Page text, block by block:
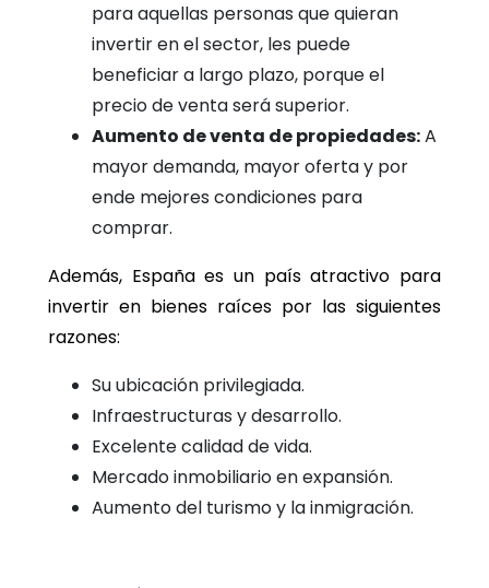
para aquellas personas que quieran
invertir en el sector, les puede
beneficiar a largo plazo, porque el
precio de venta será superior.
Aumento de venta de propiedades:A
mayor demanda, mayor oferta y por
ende mejores condiciones para
comprar.
Además, España es un país atractivo para
invertir en bienes raíces por las siguientes
razones:
Su ubicación privilegiada.
Infraestructuras y desarrollo.
Excelente calidad de vida.
Mercado inmobiliario en expansión.
Aumento del turismo y la inmigración.